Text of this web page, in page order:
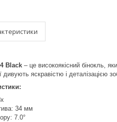
Black – це високоякісний бінокль,
дивують яскравістю і деталізацією
34 мм
7.0°